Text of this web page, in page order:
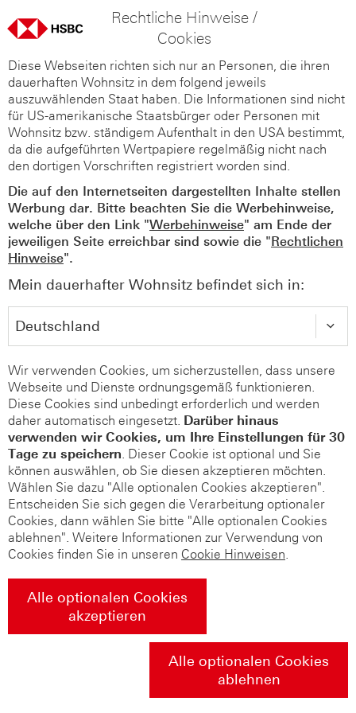
Rechtliche Hinweise /
Cookies
Diese Webseiten richten sich nur an Personen, die ihren
dauerhaften Wohnsitz in dem folgend jeweils
auszuwählenden Staat haben. Die Informationen sind nicht
für US-amerikanische Staatsbürger oder Personen mit
Wohnsitz bzw. ständigem Aufenthalt in den USA bestimmt,
da die aufgeführten Wertpapiere regelmäßig nicht nach
den dortigen Vorschriften registriert worden sind.
Die auf den Internetseiten dargestellten Inhalte stellen
Werbung dar. Bitte beachten Sie die Werbehinweise,
welche über den Link "Werbehinweise" am Ende der
jeweiligen Seite erreichbar sind sowie die "Rechtlichen
Hinweise".
Mein dauerhafter Wohnsitz befindet sich in:
Wir verwenden Cookies, um sicherzustellen, dass unsere
Webseite und Dienste ordnungsgemäß funktionieren.
Diese Cookies sind unbedingt erforderlich und werden
daher automatisch eingesetzt. Darüber hinaus
verwenden wir Cookies, um Ihre Einstellungen für 30
Tage zu speichern. Dieser Cookie ist optional und Sie
können auswählen, ob Sie diesen akzeptieren möchten.
Wählen Sie dazu "Alle optionalen Cookies akzeptieren".
Entscheiden Sie sich gegen die Verarbeitung optionaler
Cookies, dann wählen Sie bitte "Alle optionalen Cookies
ablehnen". Weitere Informationen zur Verwendung von
Cookies finden Sie in unseren Cookie Hinweisen.
Alle optionalen Cookies
akzeptieren
Alle optionalen Cookies
ablehnen